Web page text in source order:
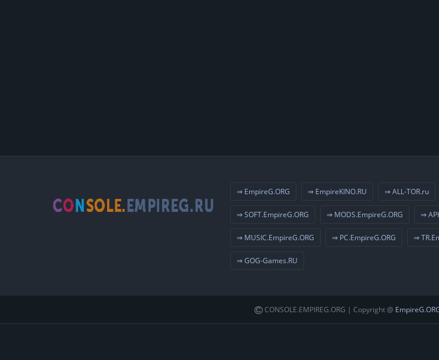
⇒ EmpireG.ORG ⇒ EmpireKINO.RU ⇒ ALL-TOR.ru
⇒ SOFT.EmpireG.ORG ⇒ MODS.EmpireG.ORG ⇒
⇒ MUSIC.EmpireG.ORG ⇒ PC.EmpireG.ORG ⇒
⇒ GOG-Games.RU
CONSOLE.EMPIREG.ORG | Copyright @